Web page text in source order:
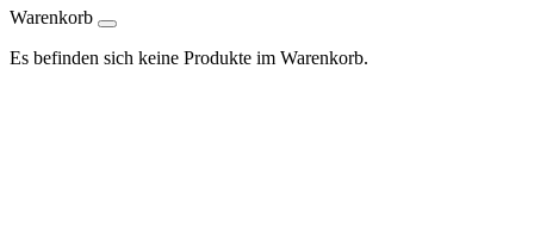
Warenkorb
Es befinden sich keine Produkte im Warenkorb.